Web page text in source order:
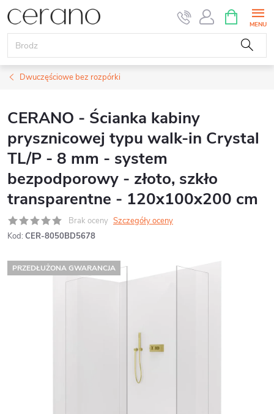
Przejść
do
treści
KOSZYK
Dwuczęściowe bez rozpórki
CERANO - Ścianka kabiny
prysznicowej typu walk-in Crystal
TL/P - 8 mm - system
bezpodporowy - złoto, szkło
transparentne - 120x100x200 cm
Brak oceny Szczegóły oceny
Kod: CER-8050BD5678
PRZEDŁUŻONA GWARANCJA